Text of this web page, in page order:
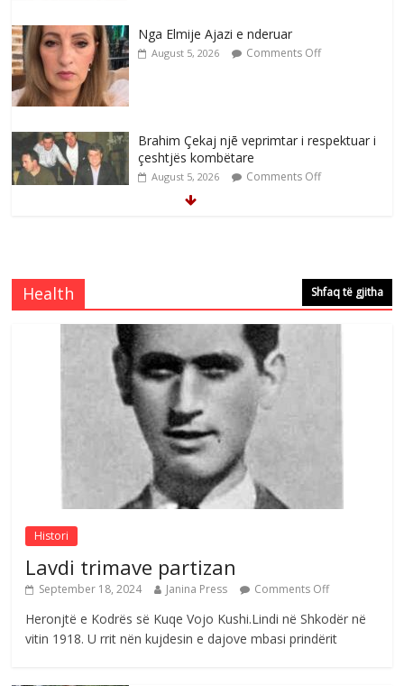
Nga Elmije Ajazi e nderuar
August 5, 2026 Comments Off
Brahim Çekaj njē veprimtar i respektuar i
çeshtjës kombëtare
August 5, 2026 Comments Off
e invalidëve në Fushë Kosovë
Comments Off
Çlirimtari Agron Gërvalla me takime pune
në atdhe të shoqerisë Levizja
August 3, 2026 Comments Off
Postim me vlera nga artistja e mirëfilltë
Mimoza Gjoni
August 6, 2026 Comments Off
Health Shfaq të gjitha
Histori
Lavdi trimave partizan
September 18, 2024 Janina Press Comments Off
Heronjtë e Kodrës së Kuqe Vojo Kushi.Lindi në Shkodër në
vitin 1918. U rrit nën kujdesin e dajove mbasi prindërit